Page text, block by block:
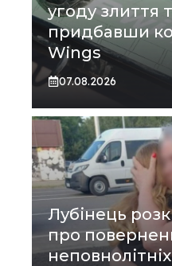
угоду злиття
придбавши
Wings
07.08.2026
Лубінець
про
неповнолітніх